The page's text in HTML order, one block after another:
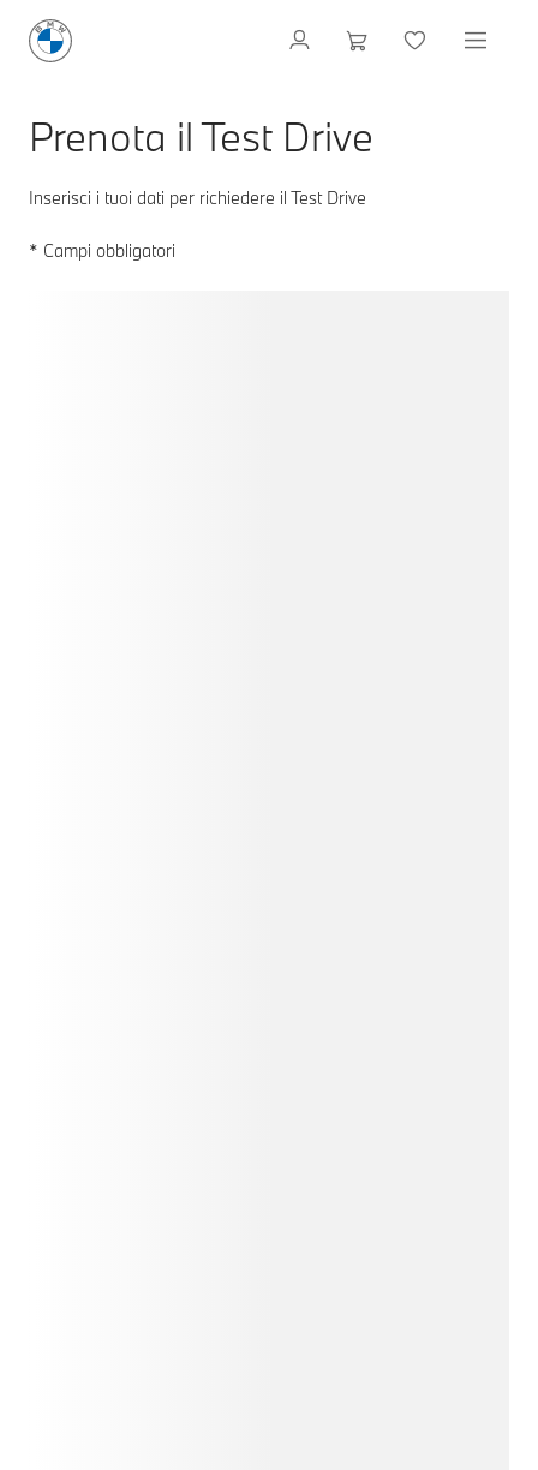
Prenota il Test Drive
Inserisci i tuoi dati per richiedere il Test Drive
* Campi obbligatori